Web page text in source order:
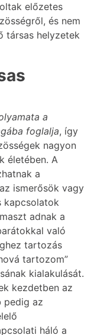
előzetes
és nem
társas helyzetek
a
foglalja, így
nagyon
életében. A
a
ismerősök vagy
kapcsolatok
adnak a
való
tartozás
tartozom”
kialakulását.
kezdetben az
pedig az
háló a